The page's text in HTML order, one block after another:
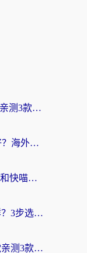
雷神手游和海归好用吗？海外党亲测3款热门回国加速器+番茄加速器深度体验
Malus好用吗？和ChickCN哪个好？海外党亲测：选对回国加速器，追剧游戏不卡顿
海外党实测：斧牛VPN好用吗？和快喵VPN对比哪个回国效果更好？附3款热门加速器深度分析
海外党必看：ExpressVPN怎么样？3步选对回国加速器，无缝刷国内剧玩手游
迅游和云界RIFT哪个好？海外党亲测3款回国加速器，教你无缝刷国内剧玩游戏